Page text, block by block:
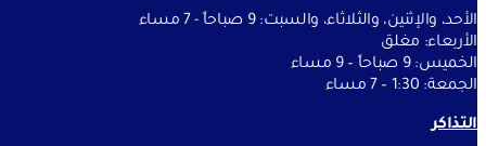
الأحد، والإثنين، والثلاثاء، والسبت: 9 صباحاً - 7 مساء
الأربعاء: مغلق
الخميس: 9 صباحاً – 9 مساء
الجمعة: 1:30 – 7 مساء
التذاكر